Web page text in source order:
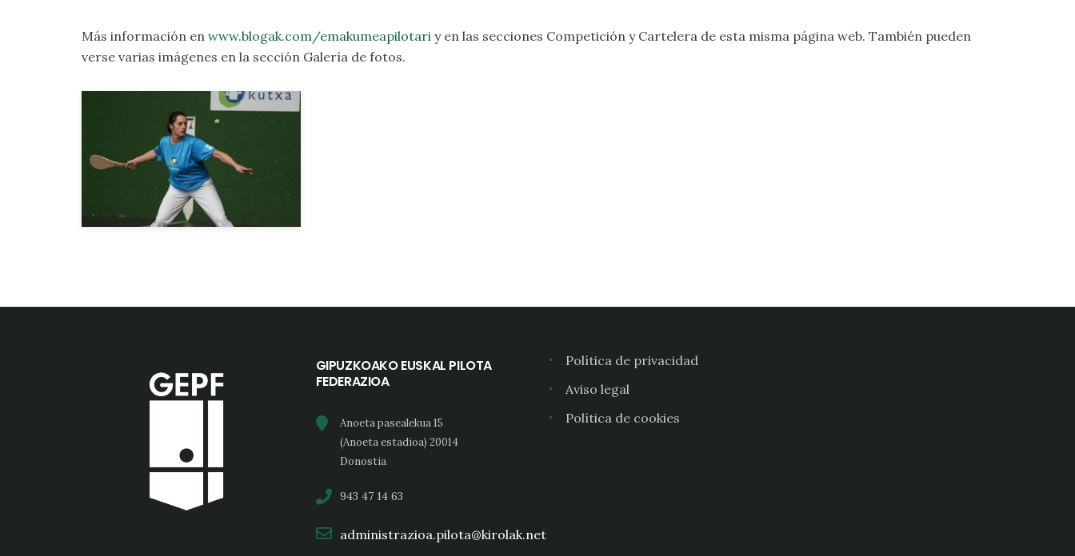
Más información en www.blogak.com/emakumeapilotari y en las secciones Competición y Cartelera de esta misma página web. También pueden
verse varias imágenes en la sección Galería de fotos.
GIPUZKOAKO EUSKAL PILOTA
FEDERAZIOA
Anoeta pasealekua 15
(Anoeta estadioa) 20014
Donostia
943 47 14 63
administrazioa.pilota@kirolak.net
Política de privacidad
Aviso legal
Política de cookies